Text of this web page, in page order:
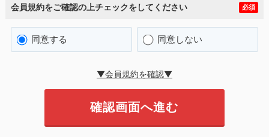
会員規約をご確認の上チェックをしてください 必須
同意する 同意しない
▼会員規約を確認▼